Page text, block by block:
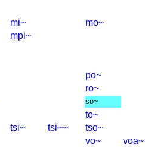
mi~
mo~
mpi~
po~
ro~
so~
to~
tsi~ tsi~~
tso~
vo~
voa~